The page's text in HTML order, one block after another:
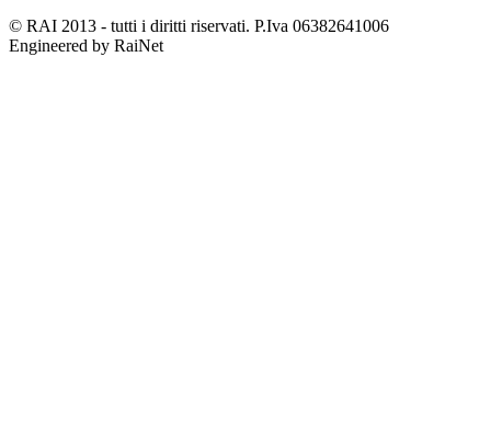
© RAI 2013 - tutti i diritti riservati. P.Iva 06382641006
Engineered by RaiNet